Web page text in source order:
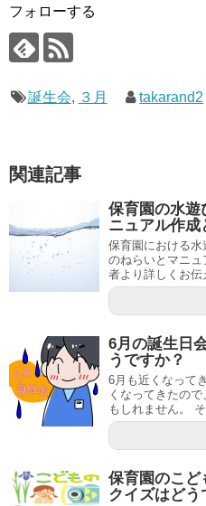
フォローする
誕生会, ３月 takarand2
関連記事
保育園の水遊
ニュアル作成
保育園における
のねらいとマニ
者より詳しくお伝
6月の誕生日
うですか？
6月も近くなって
くなってきたの
もしれません。
保育園のこど
クイズはどう